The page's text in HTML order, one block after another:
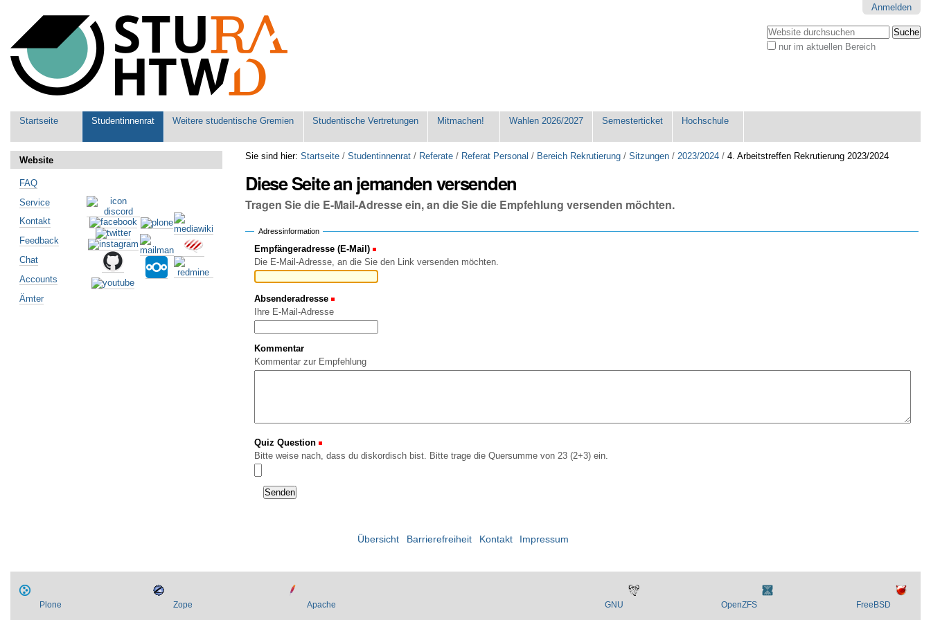
Werkzeuge
Anmelden
Website durchsuchen
nur im aktuellen Bereich
Sektionen
Startseite Studentinnenrat Weitere studentische Gremien Studentische Vertretungen Mitmachen! Wahlen 2026/2027 Semesterticket Hochschule
Sie sind hier: Startseite /Studentinnenrat / Referate / Referat Personal / Bereich Rekrutierung /Sitzungen /2023/2024 /4. Arbeitstreffen Rekrutierung 2023/2024
Diese Seite an jemanden versenden
Tragen Sie die E-Mail-Adresse ein, an die Sie die Empfehlung versenden möchten.
Adressinformation
Empfängeradresse (E-Mail)
Die E-Mail-Adresse, an die Sie den Link versenden möchten.
Absenderadresse
Ihre E-Mail-Adresse
Kommentar
Kommentar zur Empfehlung
Quiz Question
Bitte weise nach, dass du diskordisch bist. Bitte trage die Quersumme von 23 (2+3) ein.
Website
FAQ
Service
Kontakt
Feedback
Chat
Accounts
Ämter
Übersicht Barrierefreiheit Kontakt Impressum
Plone Zope Apache GNU OpenZFS FreeBSD